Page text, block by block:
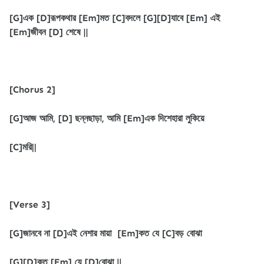
[G]এক [D]রূপকথার [Em]মত [C]বদলে [G][D]যাবে [Em] এই
[Em]জীবন [D] শেষে ||
[Chorus 2]
[G]আজ আমি, [D] ছন্নছাড়া, আমি [Em]এক দিশেহারা লুকিয়ে
[C]মরি||
[Verse 3]
[G]জানবে না [D]এই নেশার মায়া [Em]কত যে [C]বড় বোঝা